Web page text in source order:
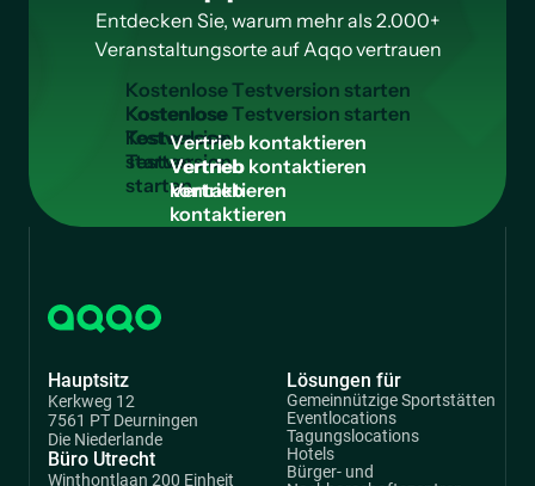
Entdecken Sie, warum mehr als 2.000+
Veranstaltungsorte auf Aqqo vertrauen
KostenloseTestversion starten
Kostenlose
Testversion
starten
Vertrieb kontaktieren
Vertrieb
kontaktieren
Hauptsitz
Kerkweg 12
7561 PT Deurningen
Die Niederlande
Büro Utrecht
Winthontlaan 200 Einheit
Lösungen für
Gemeinnützige Sportstätten
Eventlocations
Tagungslocations
Hotels
Bürger- und